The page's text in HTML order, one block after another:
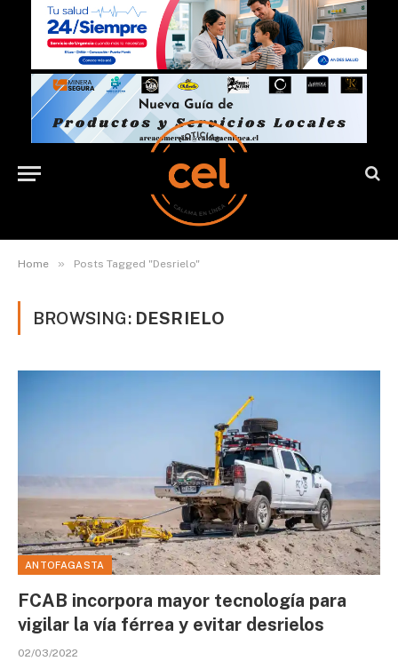
Home » Posts Tagged "Desrielo"
BROWSING: DESRIELO
ANTOFAGASTA
FCAB incorpora mayor tecnología para
vigilar la vía férrea y evitar desrielos
02/03/2022